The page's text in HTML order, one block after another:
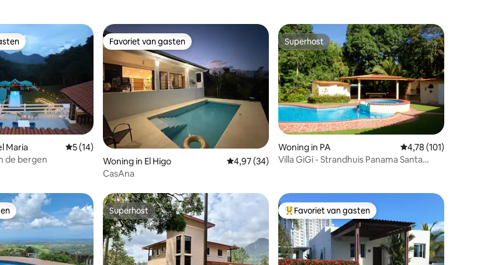
uit 5, 38 recensies
Maria Gemiddelde beoordeling van 5 uit 5, 14 recensies
5 (14)
de bergen
Favoriet van gasten
Favoriet van gasten
Woning in El Higo Gemiddelde beoordeling van 4,97 uit 5, 34 recensies
4,97 (34)
CasAna
Superhost
Superhost
Woning in PA Gemiddelde
4,78 (101)
Villa GiGi - Strandhuis Panama Santa
Superhost
Superhost Topfavoriet van gasten
Favoriet van gasten